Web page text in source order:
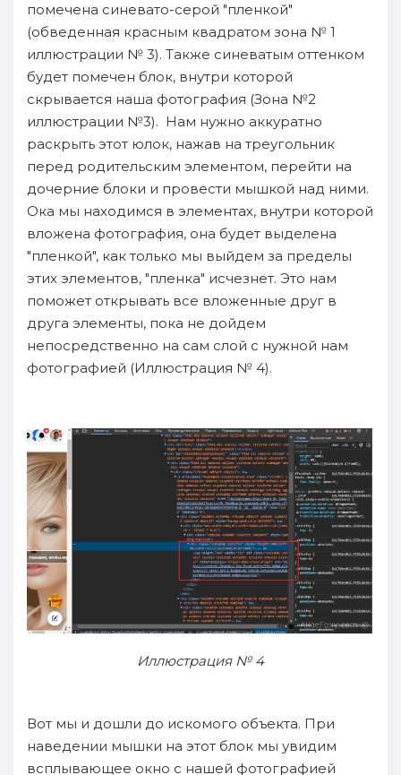
помечена синевато-серой "пленкой"
(обведенная красным квадратом зона № 1
иллюстрации № 3). Также синеватым оттенком
будет помечен блок, внутри которой
скрывается наша фотография (Зона №2
иллюстрации №3). Нам нужно аккуратно
раскрыть этот юлок, нажав на треугольник
перед родительским элементом, перейти на
дочерние блоки и провести мышкой над ними.
Ока мы находимся в элементах, внутри которой
вложена фотография, она будет выделена
"пленкой", как только мы выйдем за пределы
этих элементов, "пленка" исчезнет. Это нам
поможет открывать все вложенные друг в
друга элементы, пока не дойдем
непосредственно на сам слой с нужной нам
фотографией (Иллюстрация № 4).
Иллюстрация № 4
Вот мы и дошли до искомого объекта. При
наведении мышки на этот блок мы увидим
всплывающее окно с нашей фотографией